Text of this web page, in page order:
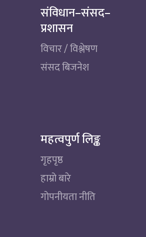
संविधान–संसद–
प्रशासन
विचार / विश्लेषण
संसद बिजनेश
महत्वपुर्ण लिङ्क
गृहपृष्ठ
हाम्रो बारे
गोपनीयता नीति